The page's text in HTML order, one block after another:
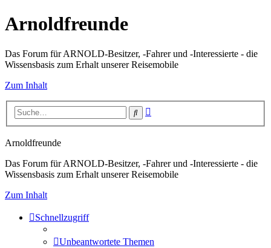
Arnoldfreunde
Das Forum für ARNOLD-Besitzer, -Fahrer und -Interessierte - die
Wissensbasis zum Erhalt unserer Reisemobile
Zum Inhalt
Suche
Arnoldfreunde
Das Forum für ARNOLD-Besitzer, -Fahrer und -Interessierte - die
Wissensbasis zum Erhalt unserer Reisemobile
Zum Inhalt
Schnellzugriff
Unbeantwortete Themen